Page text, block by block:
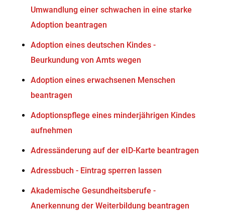
Umwandlung einer schwachen in eine starke
Adoption beantragen
Adoption eines deutschen Kindes -
Beurkundung von Amts wegen
Adoption eines erwachsenen Menschen
beantragen
Adoptionspflege eines minderjährigen Kindes
aufnehmen
Adressänderung auf der eID-Karte beantragen
Adressbuch - Eintrag sperren lassen
Akademische Gesundheitsberufe -
Anerkennung der Weiterbildung beantragen